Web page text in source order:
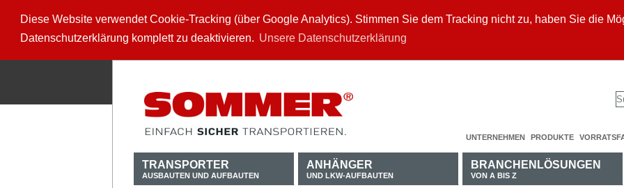
Diese Website verwendet Cookie-Tracking (über Google Analytics). Stimmen Sie dem Tracking nicht zu, haben Sie die
Datenschutzerklärung komplett zu deaktivieren. Unsere Datenschutzerklärung
UNTERNEHMEN PRODUKTE
TRANSPORTER
AUSBAUTEN UND AUFBAUTEN
ANHÄNGER
UND LKW-AUFBAUTEN
BRANCHENLÖSUNGEN
VON A BIS Z